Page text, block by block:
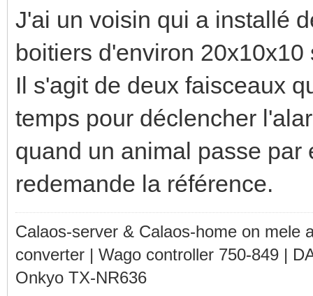
J'ai un voisin qui a installé
boitiers d'environ 20x10x10
Il s'agit de deux faisceaux
temps pour déclencher
quand un animal passe
redemande la référence.
Calaos-server & Calaos-home on mele
converter | Wago controller 750-849 |
Onkyo TX-NR636